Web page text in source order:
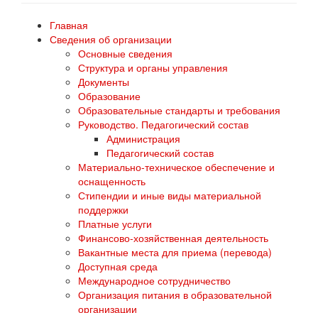
Главная
Сведения об организации
Основные сведения
Структура и органы управления
Документы
Образование
Образовательные стандарты и требования
Руководство. Педагогический состав
Администрация
Педагогический состав
Материально-техническое обеспечение и
оснащенность
Стипендии и иные виды материальной
поддержки
Платные услуги
Финансово-хозяйственная деятельность
Вакантные места для приема (перевода)
Доступная среда
Международное сотрудничество
Организация питания в образовательной
организации